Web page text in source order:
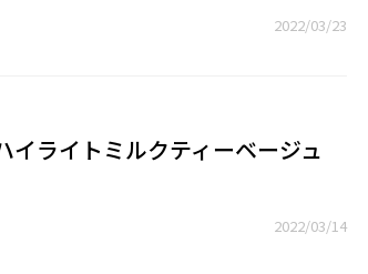
2022/03/23
イライトミルクティーベージュ
2022/03/14